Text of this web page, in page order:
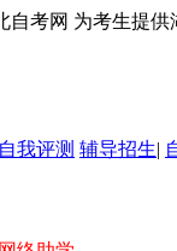
自考网 为考生提
自我评测 辅导招生|